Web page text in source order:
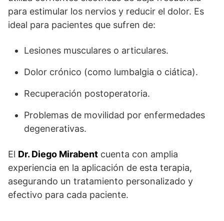
para estimular los nervios y reducir el dolor. Es
ideal para pacientes que sufren de:
Lesiones musculares o articulares.
Dolor crónico (como lumbalgia o ciática).
Recuperación postoperatoria.
Problemas de movilidad por enfermedades
degenerativas.
El Dr. Diego Mirabent cuenta con amplia
experiencia en la aplicación de esta terapia,
asegurando un tratamiento personalizado y
efectivo para cada paciente.